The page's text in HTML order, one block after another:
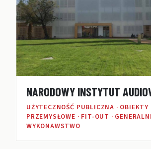
NARODOWY INSTYTUT
UŻYTECZNOŚĆ PUBLICZNA · OBIEKTY
PRZEMYSŁOWE · FIT-OUT ·
WYKONAWSTWO